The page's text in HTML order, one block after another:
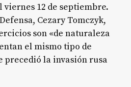
viernes 12 de septiembre.
Cezary Tomczyk,
son «de naturaleza
el mismo tipo de
precedió la invasión rusa